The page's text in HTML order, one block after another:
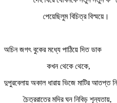
পেয়েছিলুম বিচিত্র বিস্ময়ে।
অচিন জগৎ বুকের মধ্যে পাঠিয়ে দিত ডাক
কখন থেকে থেকে,
দুপুরবেলায় অকাল ধারায় ভিজে মাটির আতপ্ত
চৈত্ররাতের মদির ঘন নিবিড় শূন্যতায়,